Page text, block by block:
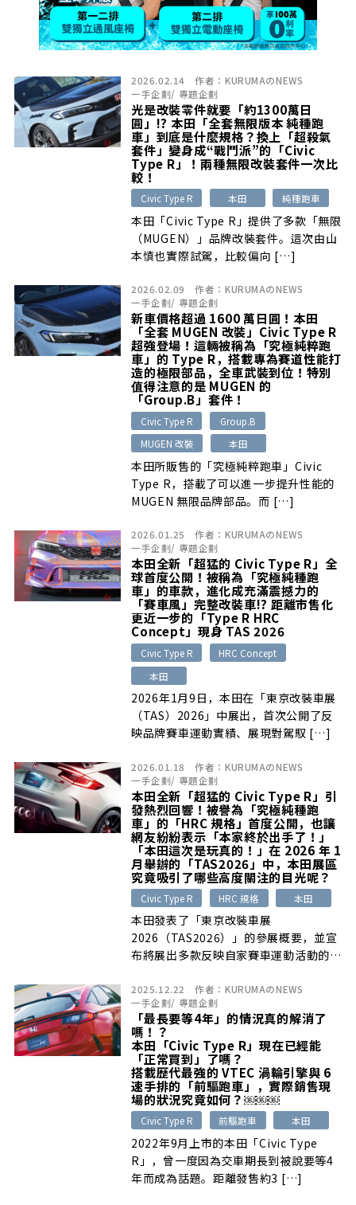
2026.02.14 作者： KURUMAのNEWS
一手企劃/ 專題企劃
光是改裝零件就要「約1300萬日
圓」!? 本田「全套無限版本 純種跑
車」到底是什麼規格？換上「超殺氣
套件」變身成“戰鬥派”的「Civic
Type R」！兩種無限改裝套件一次比
較！
Civic Type R 本田 純種跑車
本田「Civic Type R」提供了多款「無限
（MUGEN）」品牌改裝套件。這次由山
本慎也實際試駕，比較偏向 […]
2026.02.09 作者： KURUMAのNEWS
一手企劃/ 專題企劃
新車價格超過 1600 萬日圓！本田
「全套 MUGEN 改裝」Civic Type R
超強登場！這輛被稱為「究極純粹跑
車」的 Type R，搭載專為賽道性能打
造的極限部品，全車武裝到位！特別
值得注意的是 MUGEN 的
「Group.B」套件！
Civic Type R
Group.B
MUGEN 改裝
本田
本田所販售的「究極純粹跑車」Civic
Type R，搭載了可以進一步提升性能的
MUGEN 無限品牌部品。而 […]
2026.01.25 作者： KURUMAのNEWS
一手企劃/ 專題企劃
本田全新「超猛的 Civic Type R」全
球首度公開！被稱為「究極純種跑
車」的車款，進化成充滿震撼力的
「賽車風」完整改裝車!? 距離市售化
更近一步的「Type R HRC
Concept」現身 TAS 2026
Civic Type R
HRC Concept
本田
2026年1月9日，本田在「東京改裝車展
（TAS）2026」中展出，首次公開了反
映品牌賽車運動實績、展現對駕馭 […]
2026.01.18 作者： KURUMAのNEWS
一手企劃/ 專題企劃
本田全新「超猛的 Civic Type R」引
發熱烈回響！被譽為「究極純種跑
車」的「HRC 規格」首度公開，也讓
網友紛紛表示「本家終於出手了！」
「本田這次是玩真的！」在 2026 年 1
月舉辦的「TAS2026」中，本田展區
究竟吸引了哪些高度關注的目光呢？
Civic Type R HRC 規格 本田
本田發表了「東京改裝車展
2026（TAS2026）」的參展概要，並宣
布將展出多款反映自家賽車運動活動的概
2025.12.22 作者： KURUMAのNEWS
一手企劃/ 專題企劃
「最長要等4年」的情況真的解消了
嗎！？
本田「Civic Type R」現在已經能
「正常買到」了嗎？
搭載歷代最強的 VTEC 渦輪引擎與 6
速手排的「前驅跑車」，實際銷售現
場的狀況究竟如何？￼￼￼
Civic Type R 前驅跑車 本田
2022年9月上市的本田「Civic Type
R」，曾一度因為交車期長到被說要等4
年而成為話題。距離發售約3 […]